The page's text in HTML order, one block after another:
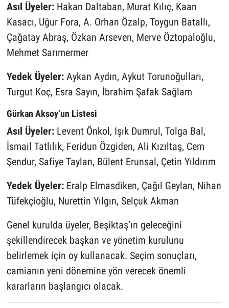
Asıl Üyeler:Hakan Daltaban, Murat Kılıç, Kaan
Kasacı, Uğur Fora, A. Orhan Özalp, Toygun Batallı,
Çağatay Abraş, Özkan Arseven, Merve Öztopaloğlu,
Mehmet Sarımermer
Yedek Üyeler:Aykan Aydın, Aykut Torunoğulları,
Turgut Koç, Esra Sayın, İbrahim Şafak Sağlam
Gürkan Aksoy’un Listesi
Asıl Üyeler:Levent Önkol, Işık Dumrul, Tolga Bal,
İsmail Tatlılık, Feridun Özgiden, Ali Kızıltaş, Cem
Şendur, Safiye Taylan, Bülent Erunsal, Çetin Yıldırım
Yedek Üyeler:Eralp Elmasdiken, Çağıl Geylan, Nihan
Tüfekçioğlu, Nurettin Yılgın, Selçuk Akman
Genel kurulda üyeler, Beşiktaş’ın geleceğini
şekillendirecek başkan ve yönetim kurulunu
belirlemek için oy kullanacak. Seçim sonuçları,
camianın yeni dönemine yön verecek önemli
kararların başlangıcı olacak.